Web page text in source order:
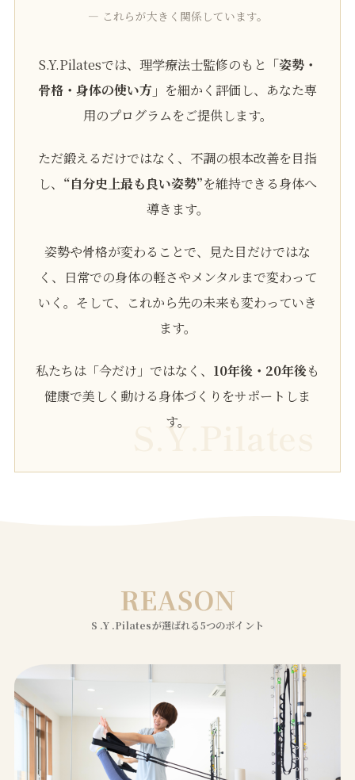
S.Y.Pilates
— これらが大きく関係しています。
S.Y.Pilatesでは、理学療法士監修のもと 「姿勢・
骨格・身体の使い方」 を細かく評価し、あなた専
用のプログラムをご提供します。
ただ鍛えるだけではなく、不調の根本改善を目指
し、 “自分史上最も良い姿勢”を維持できる身体へ
導きます。
姿勢や骨格が変わることで、見た目だけではな
く、日常での身体の軽さやメンタルまで変わって
いく。そして、これから先の未来も変わっていき
ます。
私たちは「今だけ」ではなく、 10年後・20年後も
健康で美しく動ける身体づくりをサポートしま
す。
REASON
S .Y .Pilatesが選ばれる5つのポイント